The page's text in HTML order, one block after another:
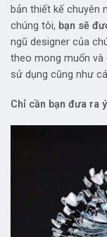
bản thiết kế chuyên
chúng tôi, bạn sẽ
ngũ designer của
theo mong muốn và
sử dụng cũng như
Chỉ cần bạn đưa ra